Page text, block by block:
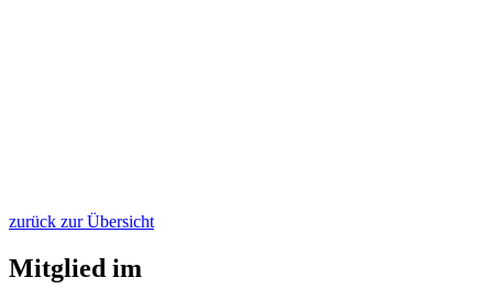
zurück zur Übersicht
Mitglied im